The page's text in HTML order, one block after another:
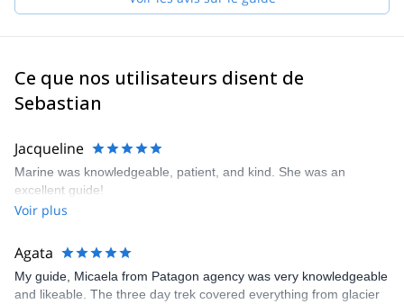
Darwin et en Patagonie, mais beaucoup de ces lignes sont
Ce que nos utilisateurs disent de
Sebastian
Jacqueline
Marine was knowledgeable, patient, and kind. She was an
excellent guide!
Voir plus
Agata
My guide, Micaela from Patagon agency was very knowledgeable
and likeable. The three day trek covered everything from glacier